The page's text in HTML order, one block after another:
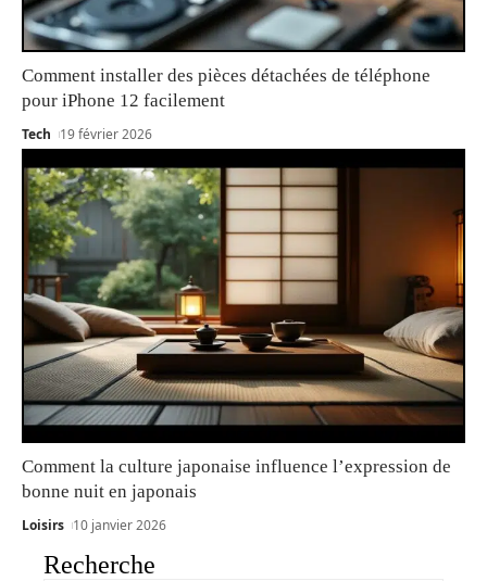
Comment installer des pièces détachées de téléphone
pour iPhone 12 facilement
Tech 19 février 2026
Comment la culture japonaise influence l’expression de
bonne nuit en japonais
Loisirs 10 janvier 2026
Recherche